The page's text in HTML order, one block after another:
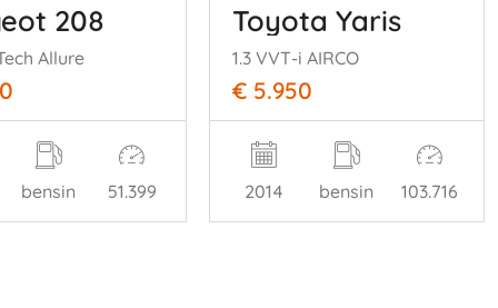
208
Allure
bensin 51.399
Toyota Yaris
1.3 VVT-i AIRCO
€ 5.950
2014 bensin 103.716